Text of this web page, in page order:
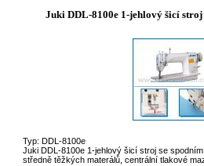
Juki DDL-8100e 1-jehlový šicí
Typ: DDL-8100e
Juki DDL-8100e 1-jehlový šicí stroj se
středně těžkých materálů, centrální tlakové